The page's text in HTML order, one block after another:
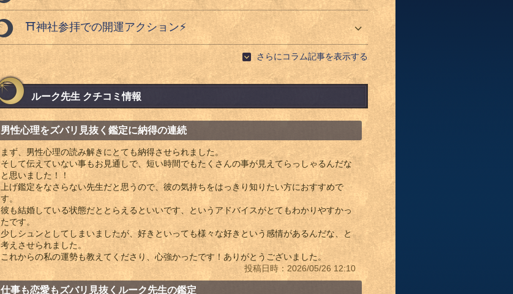
⛩️神社参拝での開運アクション⚡️
さらにコラム記事を表示する
ルーク先生 クチコミ情報
男性心理をズバリ見抜く鑑定に納得の連続
まず、男性心理の読み解きにとても納得させられました。
そして伝えていない事もお見通しで、短い時間でもたくさんの事が見えてらっしゃるんだな
と思いました！！
上げ鑑定をなさらない先生だと思うので、彼の気持ちをはっきり知りたい方におすすめで
す。
彼も結婚している状態だととらえるといいです、というアドバイスがとてもわかりやすかっ
たです。
少しシュンとしてしまいましたが、好きといっても様々な好きという感情があるんだな、と
考えさせられました。
これからの私の運勢も教えてくださり、心強かったです！ありがとうございました。
投稿日時：2026/05/26 12:10
仕事も恋愛もズバリ見抜くルーク先生の鑑定